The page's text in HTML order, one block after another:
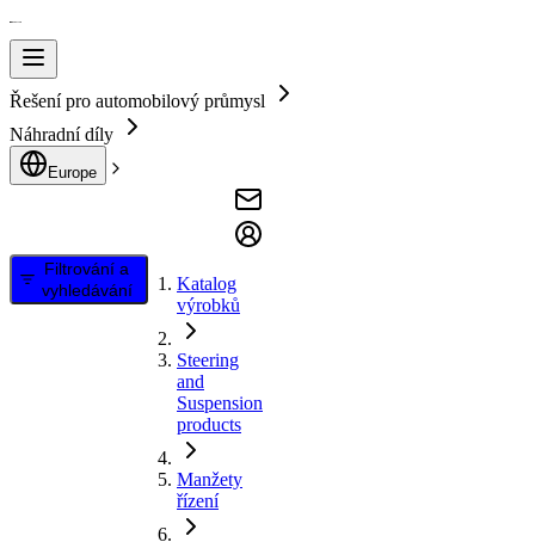
Řešení pro automobilový průmysl
Náhradní díly
Europe
Filtrování a
vyhledávání
Katalog
výrobků
Steering
and
Suspension
products
Manžety
řízení